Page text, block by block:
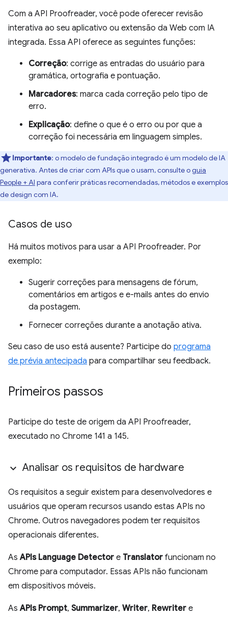
Com a API Proofreader, você pode oferecer revisão
interativa ao seu aplicativo ou extensão da Web com IA
integrada. Essa API oferece as seguintes funções:
Correção: corrige as entradas do usuário para
gramática, ortografia e pontuação.
Marcadores: marca cada correção pelo tipo de
erro.
Explicação: define o que é o erro ou por que a
correção foi necessária em linguagem simples.
Importante: o modelo de fundação integrado é um modelo de IA
generativa. Antes de criar com APIs que o usam, consulte oguia
People + AI para conferir práticas recomendadas, métodos e exemplos
de design com IA.
Casos de uso
Há muitos motivos para usar a API Proofreader. Por
exemplo:
Sugerir correções para mensagens de fórum,
comentários em artigos e e-mails antes do envio
da postagem.
Fornecer correções durante a anotação ativa.
Seu caso de uso está ausente? Participe do programa
de prévia antecipada para compartilhar seu feedback.
Primeiros passos
Participe do teste de origem da API Proofreader,
executado no Chrome 141 a 145.
Analisar os requisitos de hardware
Os requisitos a seguir existem para desenvolvedores e
usuários que operam recursos usando estas APIs no
Chrome. Outros navegadores podem ter requisitos
operacionais diferentes.
AsAPIs Language Detector e Translator funcionam no
Chrome para computador. Essas APIs não funcionam
em dispositivos móveis.
AsAPIs Prompt, Summarizer, Writer, Rewriter e